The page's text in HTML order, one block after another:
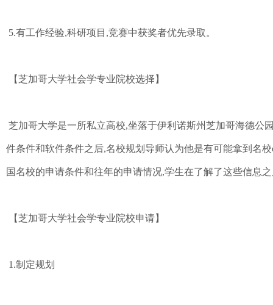
5.有工作经验,科研项目,竞赛中获奖者优先录取。
【芝加哥大学社会学专业院校选择】
芝加哥大学是一所私立高校,坐落于伊利诺斯州芝加哥海德公
件条件和软件条件之后,名校规划导师认为他是有可能拿到名
国名校的申请条件和往年的申请情况,学生在了解了这些信息
【芝加哥大学社会学专业院校申请】
1.制定规划